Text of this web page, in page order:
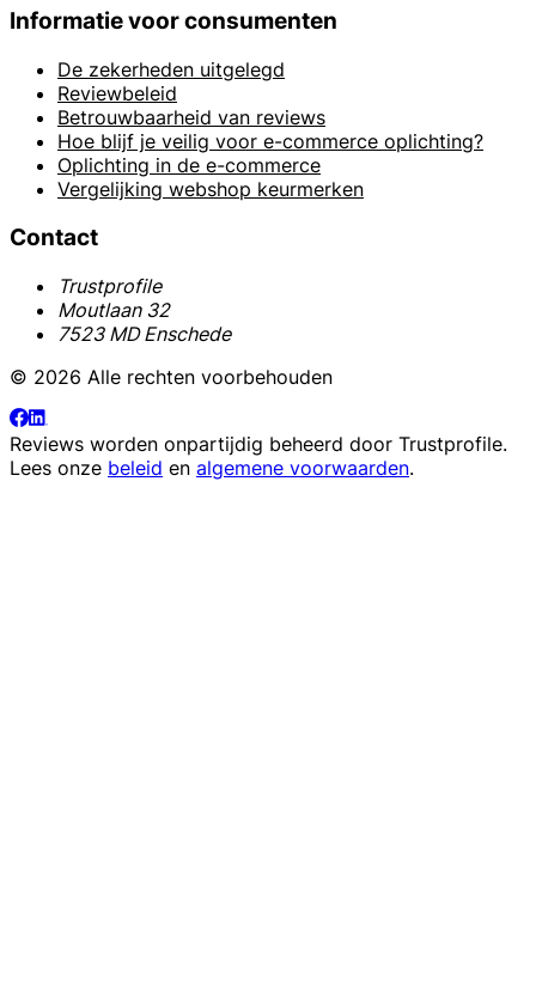
Informatie voor consumenten
De zekerheden uitgelegd
Reviewbeleid
Betrouwbaarheid van reviews
Hoe blijf je veilig voor e-commerce oplichting?
Oplichting in de e-commerce
Vergelijking webshop keurmerken
Contact
Trustprofile
Moutlaan 32
7523 MD Enschede
© 2026 Alle rechten voorbehouden
Reviews worden onpartijdig beheerd door Trustprofile.
Lees onze beleid en algemene voorwaarden.